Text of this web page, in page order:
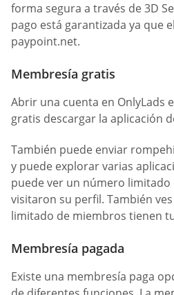
forma segura a través de 3D
pago está garantizada ya que
paypoint.net.
Membresía gratis
Abrir una cuenta en OnlyLads
gratis descargar la aplicación
También puede enviar
y puede explorar varias
puede ver un número limitado
visitaron su perfil. También
limitado de miembros tienen
Membresía pagada
Existe una membresía paga